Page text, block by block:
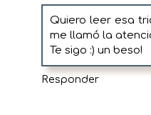
Quiero leer esa
me llamó la
Te sigo :) un beso!
Responder